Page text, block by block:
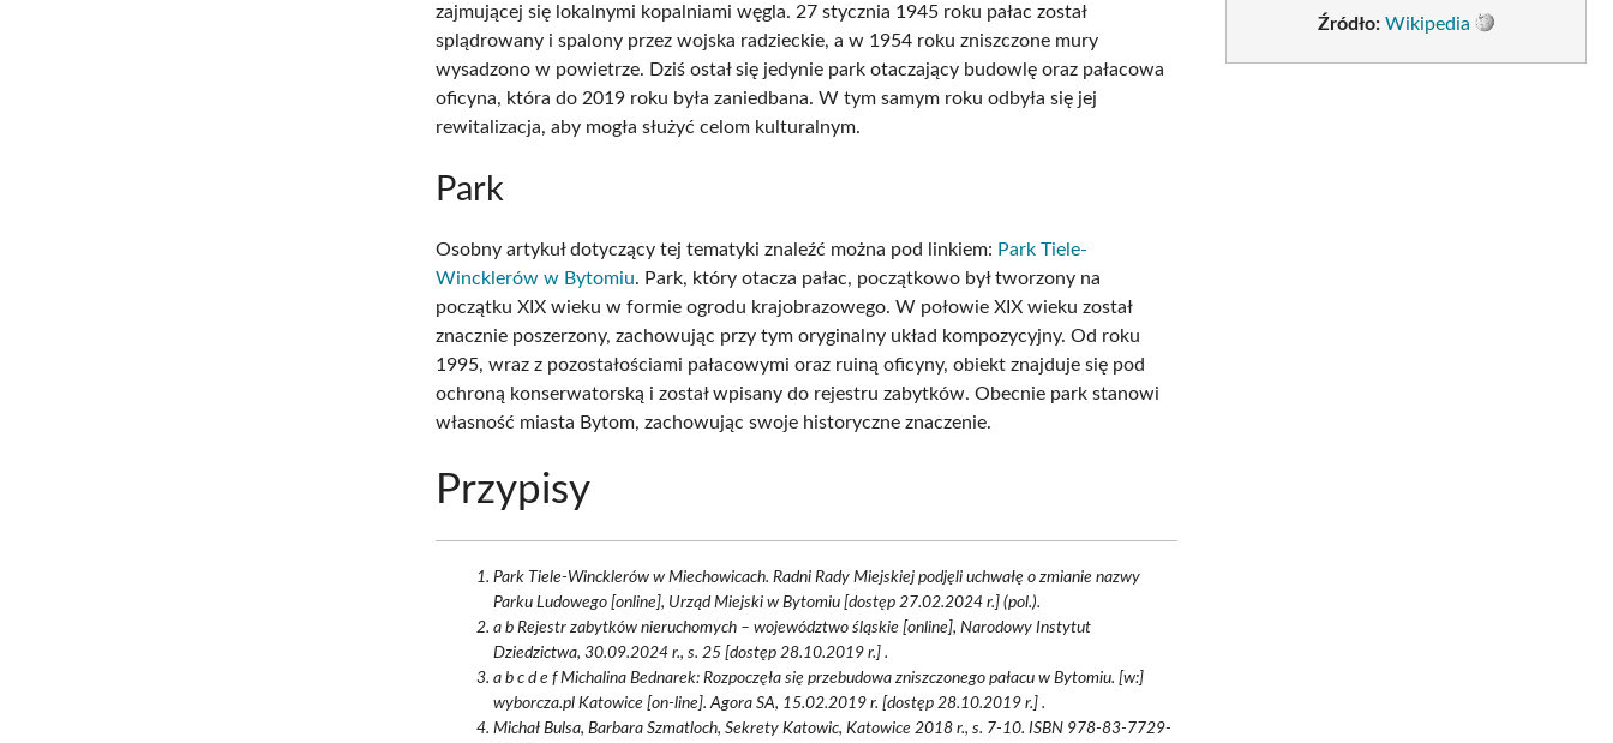
zajmującej się lokalnymi kopalniami węgla. 27 stycznia 1945 roku pałac został
splądrowany i spalony przez wojska radzieckie, a w 1954 roku zniszczone mury
wysadzono w powietrze. Dziś ostał się jedynie park otaczający budowlę oraz pałacowa
oficyna, która do 2019 roku była zaniedbana. W tym samym roku odbyła się jej
rewitalizacja, aby mogła służyć celom kulturalnym.
Park
Osobny artykuł dotyczący tej tematyki znaleźć można pod linkiem: Park Tiele-
Wincklerów w Bytomiu. Park, który otacza pałac, początkowo był tworzony na
początku XIX wieku w formie ogrodu krajobrazowego. W połowie XIX wieku został
znacznie poszerzony, zachowując przy tym oryginalny układ kompozycyjny. Od roku
1995, wraz z pozostałościami pałacowymi oraz ruiną oficyny, obiekt znajduje się pod
ochroną konserwatorską i został wpisany do rejestru zabytków. Obecnie park stanowi
własność miasta Bytom, zachowując swoje historyczne znaczenie.
Przypisy
Park Tiele-Wincklerów w Miechowicach. Radni Rady Miejskiej podjęli uchwałę o zmianie nazwy
Parku Ludowego [online], Urząd Miejski w Bytomiu [dostęp 27.02.2024 r.] (pol.).
a b Rejestr zabytków nieruchomych – województwo śląskie [online], Narodowy Instytut
Dziedzictwa, 30.09.2024 r., s. 25 [dostęp 28.10.2019 r.] .
a b c d e f Michalina Bednarek: Rozpoczęła się przebudowa zniszczonego pałacu w Bytomiu. [w:]
wyborcza.pl Katowice [on-line]. Agora SA, 15.02.2019 r. [dostęp 28.10.2019 r.] .
Michał Bulsa, Barbara Szmatloch, Sekrety Katowic, Katowice 2018 r., s. 7-10. ISBN 978-83-7729-
Źródło: Wikipedia